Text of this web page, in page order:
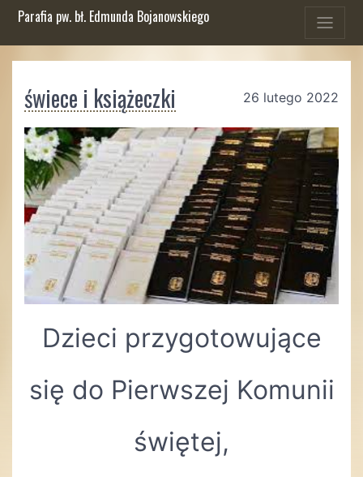
Parafia pw. bł. Edmunda Bojanowskiego
świece i książeczki 26 lutego 2022
Dzieci przygotowujące
się do Pierwszej Komunii
świętej,